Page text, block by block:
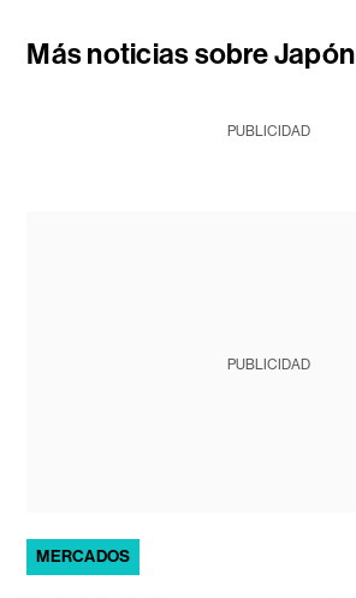
Más noticias sobre Japón
PUBLICIDAD
PUBLICIDAD
MERCADOS